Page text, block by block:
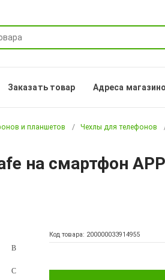
Заказать товар Адреса
и планшетов Чехлы для телефонов
на смартфон
Код товара: 200000033914955